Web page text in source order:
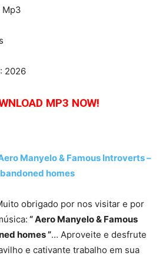
Mp3
: 2026
MP3 NOW!
Manyelo & Famous Introverts –
homes
obrigado por nos visitar e por
“ Aero Manyelo & Famous
homes ”… Aproveite e desfrute
e cativante trabalho em sua